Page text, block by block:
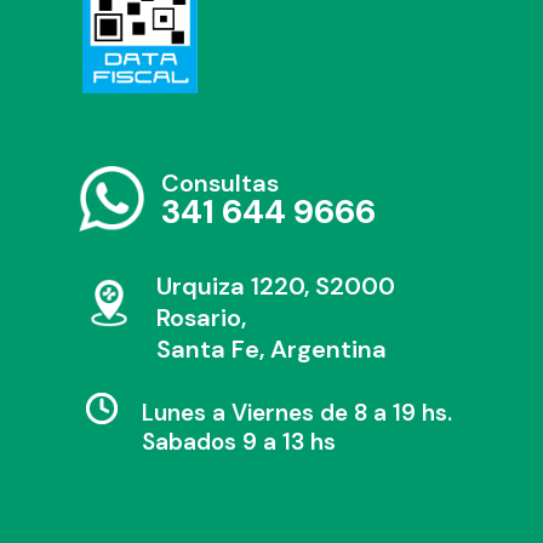
Consultas
341 644 9666
Urquiza 1220, S2000
Rosario,
Santa Fe, Argentina
Lunes a Viernes de 8 a 19 hs.
Sabados 9 a 13 hs